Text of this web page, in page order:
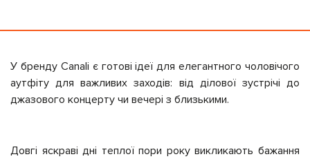
У бренду Canali є готові ідеї для елегантного чоловічого
аутфіту для важливих заходів: від ділової зустрічі до
джазового концерту чи вечері з близькими.
Довгі яскраві дні теплої пори року викликають бажання